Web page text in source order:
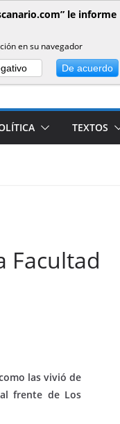
TEXTOS
Facultad
las vivió de
frente de Los
le informe
en su navegador
De acuerdo